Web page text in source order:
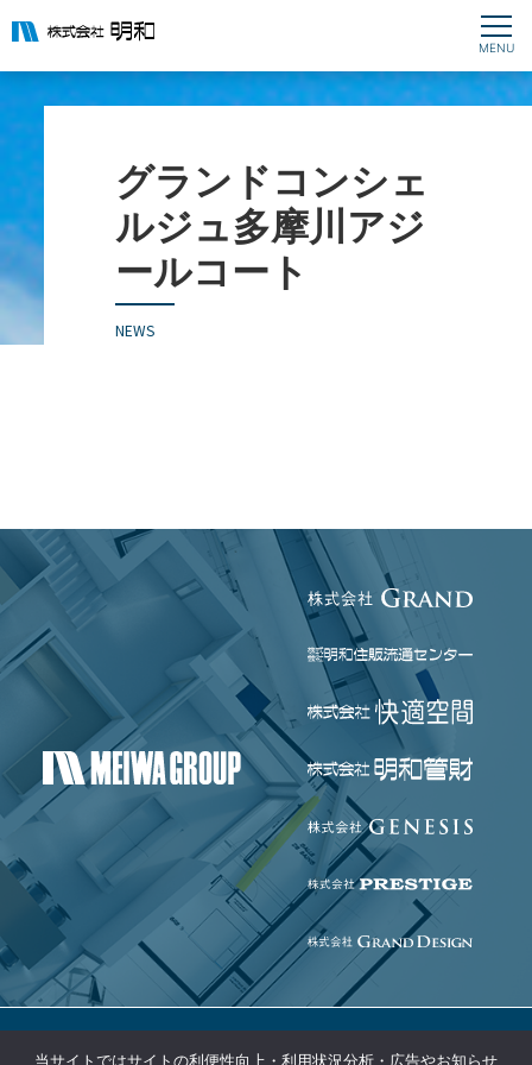
グランドコンシェ
ルジュ多摩川アジ
ールコート
NEWS
当サイトではサイトの利便性向上・利用状況分析・広告やお知らせ